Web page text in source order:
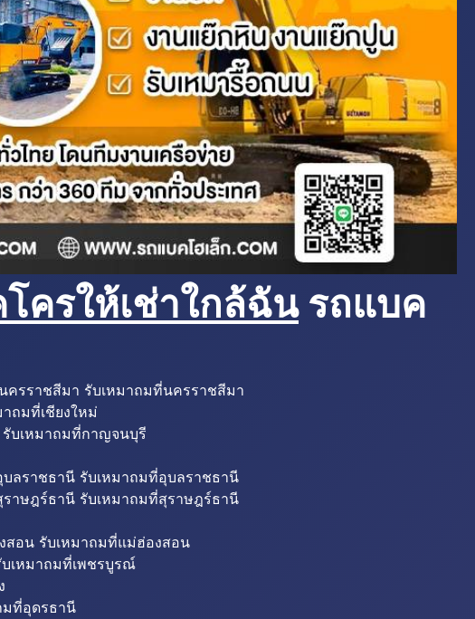
ครให้เช่าใกล้ฉันรถแบค
ครราชสีมา รับเหมาถมที่นครราชสีมา
ถมที่เชียงใหม่
บเหมาถมที่กาญจนบุรี
ลราชธานี รับเหมาถมที่อุบลราชธานี
าษฎร์ธานี รับเหมาถมที่สุราษฎร์ธานี
สอน รับเหมาถมที่แม่ฮ่องสอน
เหมาถมที่เพชรบูรณ์
มที่อุดรธานี